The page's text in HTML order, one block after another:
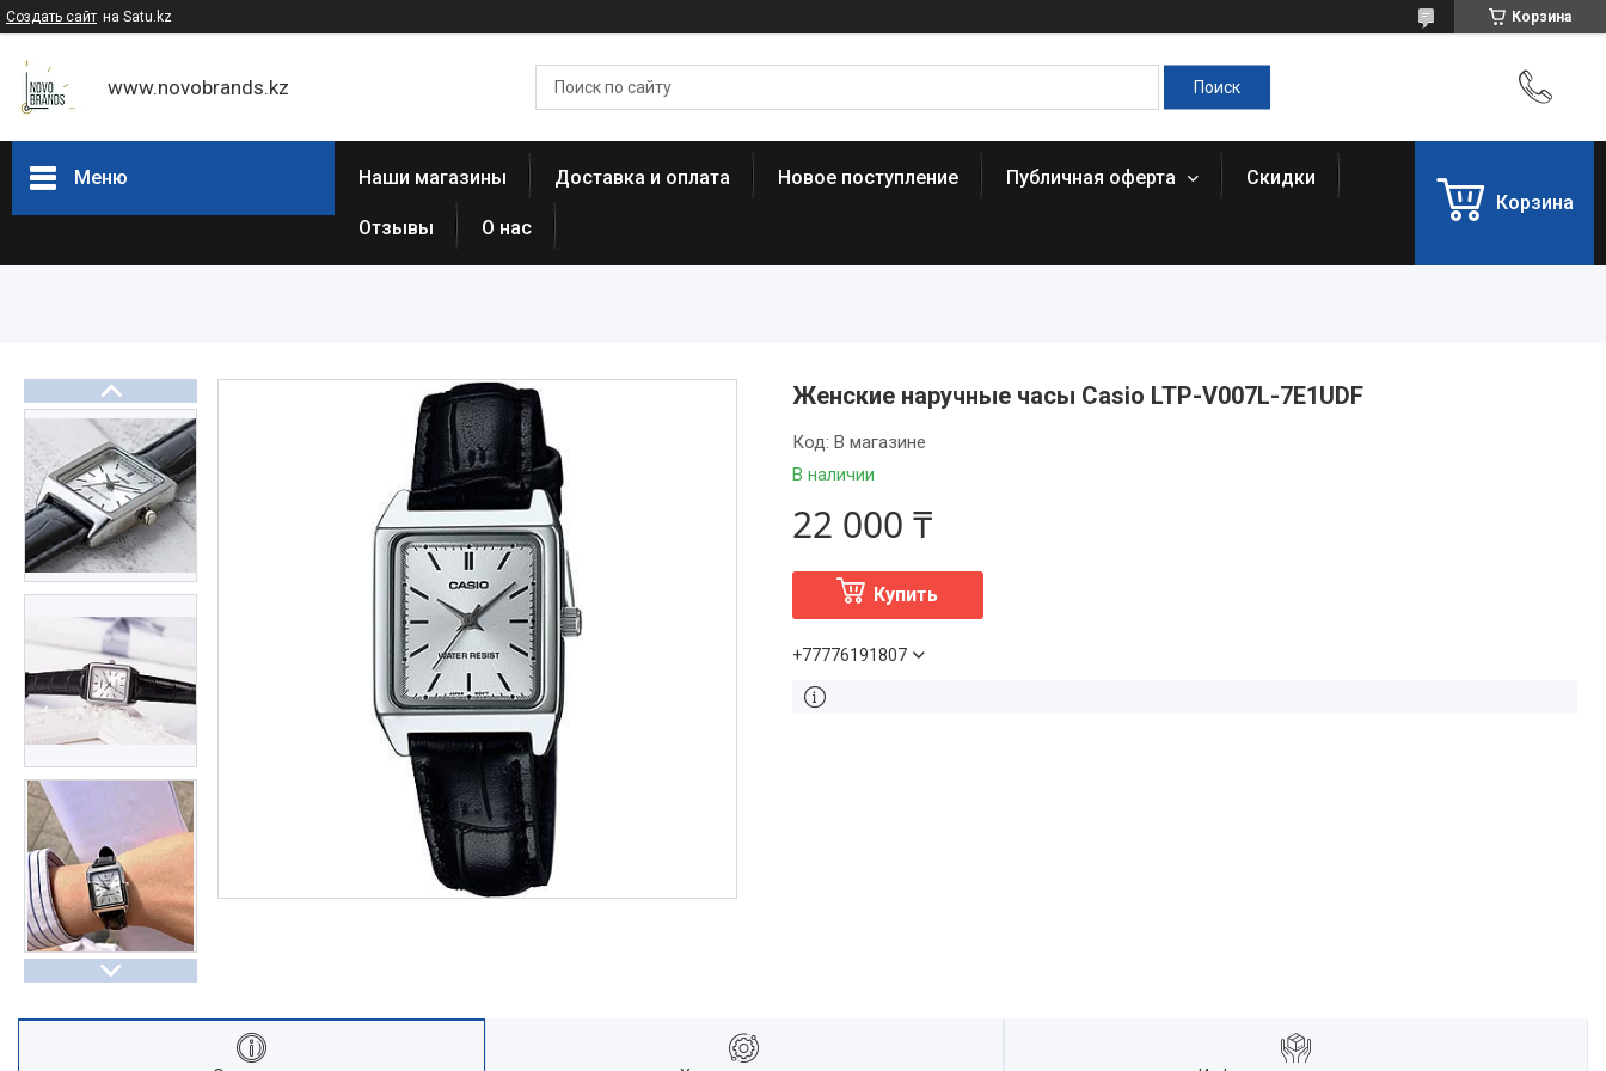
Создать сайт на Satu.kz Корзина
www.novobrands.kz
Меню
Часы Casio Pro Trek
Atlantic (Швейцария,est 1888)
Casio-Женские часы
Часы Casio Retro
Часы ORIENT
Часы Восток (Чистопольский
завод)
Часы Seiko
Casio спортивные часы
Будильники / настольные часы
Парные модели | СКИДКИ
Новости
Статьи
Наши магазины Доставка и оплата Новое поступление Публичная оферта Скидки
Отзывы О нас
Корзина
Женские наручные часы Casio LTP-V007L-7E1UDF
В наличии
Код: В магазине
22 000 ₸
Купить
+77776191807